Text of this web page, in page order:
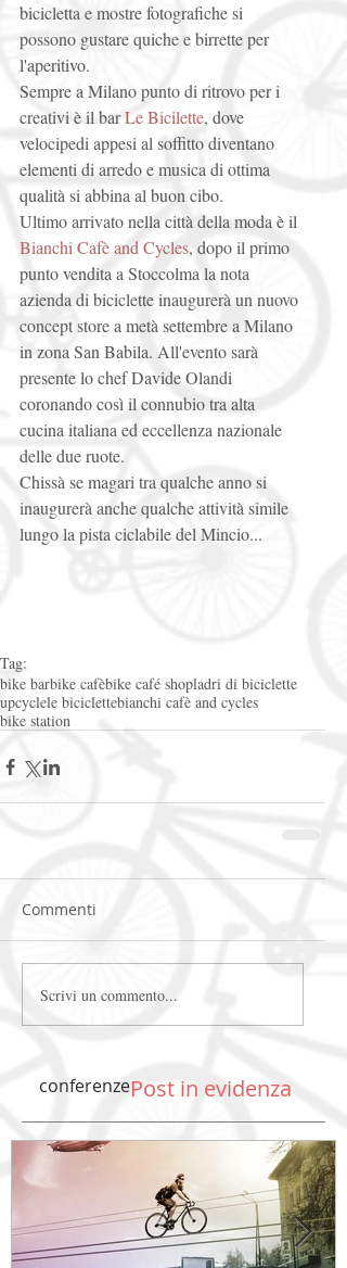
conferenzePost in evidenza
bicicletta e mostre fotografiche si
possono gustare quiche e birrette per
l'aperitivo.
Sempre a Milano punto di ritrovo per i
creativi è il bar Le Bicilette, dove
velocipedi appesi al soffitto diventano
elementi di arredo e musica di ottima
qualità si abbina al buon cibo.
Ultimo arrivato nella città della moda è il
Bianchi Cafè and Cycles, dopo il primo
punto vendita a Stoccolma la nota
azienda di biciclette inaugurerà un nuovo
concept store a metà settembre a Milano
in zona San Babila. All'evento sarà
presente lo chef Davide Olandi
coronando così il connubio tra alta
cucina italiana ed eccellenza nazionale
delle due ruote.
Chissà se magari tra qualche anno si
inaugurerà anche qualche attività simile
lungo la pista ciclabile del Mincio...
Tag:
bike barbike cafèbike café shopladri di biciclette
upcyclele biciclettebianchi cafè and cycles
bike station
Commenti
Scrivi un commento...